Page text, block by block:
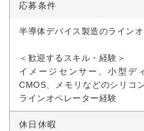
応募条件
半導体デバイス製造のライン
＜歓迎するスキル・経験＞
イメージセンサー、小型デ
CMOS、メモリなどのシリコ
ラインオペレーター経験
休日休暇